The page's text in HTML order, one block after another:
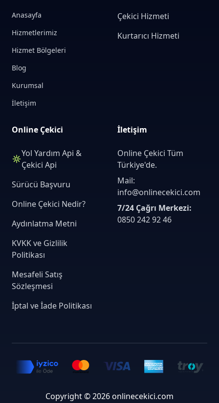
Anasayfa
Hizmetlerimiz
Hizmet Bölgeleri
Blog
Kurumsal
İletişim
Çekici Hizmeti
Kurtarıcı Hizmeti
Online Çekici
Yol Yardım Api &
Çekici Api
Sürücü Başvuru
Online Çekici Nedir?
Aydınlatma Metni
KVKK ve Gizlilik
Politikası
Mesafeli Satış
Sözleşmesi
İptal ve İade Politikası
İletişim
Online Çekici Tüm
Türkiye'de.
Mail:
info@onlinecekici.com
7/24 Çağrı Merkezi:
0850 242 92 46
Copyright © 2026 onlinecekici.com